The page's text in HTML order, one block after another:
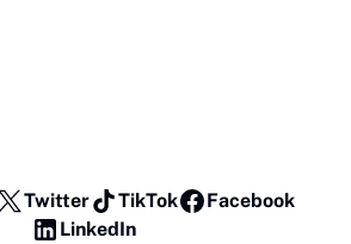
Twitter TikTok
Facebook
LinkedIn